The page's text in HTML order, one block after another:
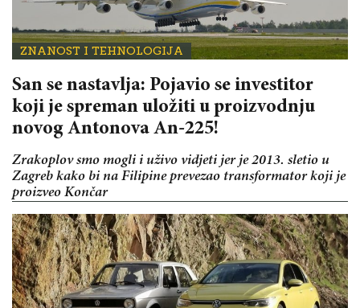
ZNANOST I TEHNOLOGIJA
San se nastavlja: Pojavio se investitor
koji je spreman uložiti u proizvodnju
novog Antonova An-225!
Zrakoplov smo mogli i uživo vidjeti jer je 2013. sletio u
Zagreb kako bi na Filipine prevezao transformator koji je
proizveo Končar